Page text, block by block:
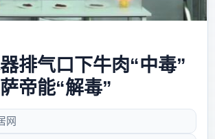
创意家居
排气口下牛肉“中毒”
帝能“解毒”
网